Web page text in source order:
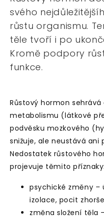
svého
růstu organismu.
těle tvoří i po
Kromě podpory
funkce.
Růstový hormon
metabolismu (látkové
podvěsku mozkového
snižuje, ale neustává ani
Nedostatek růstového
projevuje těmito příznaky:
psychické změny –
izolace, pocit
změna složení těla